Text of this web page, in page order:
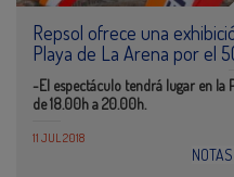
Repsol ofrece una
Playa de La Arena por el
-El espectáculo tendrá lugar en la
de 18.00h a 20.00h.
11 JUL 2018